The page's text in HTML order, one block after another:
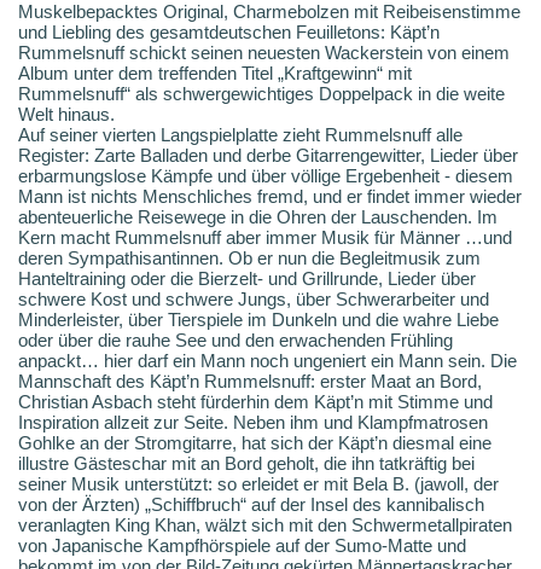
Muskelbepacktes Original, Charmebolzen mit Reibeisenstimme
und Liebling des gesamtdeutschen Feuilletons: Käpt’n
Rummelsnuff schickt seinen neuesten Wackerstein von einem
Album unter dem treffenden Titel „Kraftgewinn“ mit
Rummelsnuff“ als schwergewichtiges Doppelpack in die weite
Welt hinaus.
Auf seiner vierten Langspielplatte zieht Rummelsnuff alle
Register: Zarte Balladen und derbe Gitarrengewitter, Lieder über
erbarmungslose Kämpfe und über völlige Ergebenheit - diesem
Mann ist nichts Menschliches fremd, und er findet immer wieder
abenteuerliche Reisewege in die Ohren der Lauschenden. Im
Kern macht Rummelsnuff aber immer Musik für Männer …und
deren Sympathisantinnen. Ob er nun die Begleitmusik zum
Hanteltraining oder die Bierzelt- und Grillrunde, Lieder über
schwere Kost und schwere Jungs, über Schwerarbeiter und
Minderleister, über Tierspiele im Dunkeln und die wahre Liebe
oder über die rauhe See und den erwachenden Frühling
anpackt… hier darf ein Mann noch ungeniert ein Mann sein. Die
Mannschaft des Käpt’n Rummelsnuff: erster Maat an Bord,
Christian Asbach steht fürderhin dem Käpt’n mit Stimme und
Inspiration allzeit zur Seite. Neben ihm und Klampfmatrosen
Gohlke an der Stromgitarre, hat sich der Käpt’n diesmal eine
illustre Gästeschar mit an Bord geholt, die ihn tatkräftig bei
seiner Musik unterstützt: so erleidet er mit Bela B. (jawoll, der
von der Ärzten) „Schiffbruch“ auf der Insel des kannibalisch
veranlagten King Khan, wälzt sich mit den Schwermetallpiraten
von Japanische Kampfhörspiele auf der Sumo-Matte und